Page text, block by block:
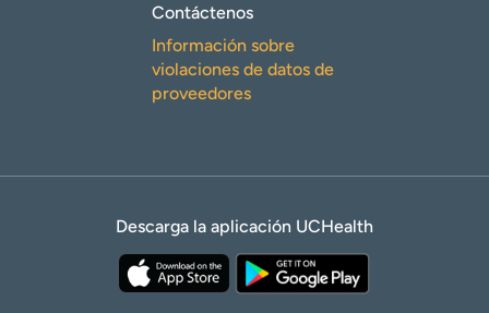
Contáctenos
Información sobre
violaciones de datos de
proveedores
Descarga la aplicación UCHealth